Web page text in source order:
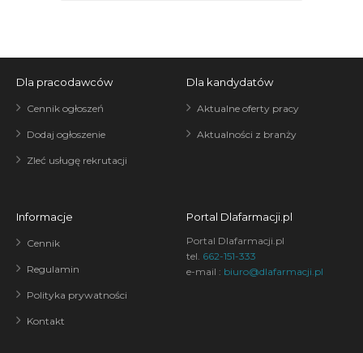
Dla pracodawców
Cennik ogłoszeń
Dodaj ogłoszenie
Zleć usługę rekrutacji
Dla kandydatów
Aktualne oferty pracy
Aktualności z branży
Informacje
Cennik
Regulamin
Polityka prywatności
Kontakt
Portal Dlafarmacji.pl
Portal Dlafarmacji.pl
tel. 662-151-333
e-mail : biuro@dlafarmacji.pl